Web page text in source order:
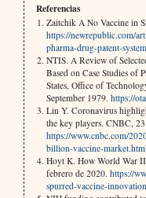
Referencias
Zaitchik A No Vaccine in
https://newrepublic.com/
pharma-drug-patent-system
NTIS. A Review of
Based on Case Studies of
States, Office of
September 1979. https://
Lin Y. Coronavirus
the key players. CNBC,
https://www.cnbc.com/
billion-vaccine-market.html
Hoyt K. How World War
febrero de 2020. https://
spurred-vaccine-